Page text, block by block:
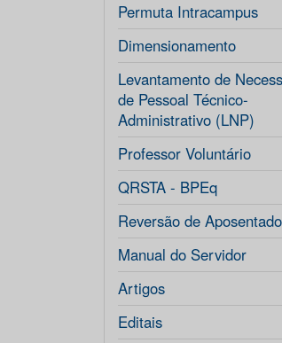
Permuta Intracampus
Dimensionamento
Levantamento de
de Pessoal Técnico-
Administrativo (LNP)
Professor Voluntário
QRSTA - BPEq
Reversão de
Manual do Servidor
Artigos
Editais